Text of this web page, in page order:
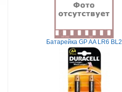
Батарейка GP AA LR6 BL2